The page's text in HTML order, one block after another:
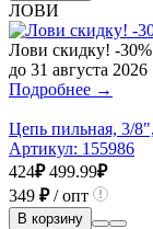
ЛОВИ
Лови скидку! -30%
до 31 августа 2026
Подробнее →
Цепь пильная, 3/
Артикул: 155986
424₽ 499.99₽
349 ₽/ опт
В корзину